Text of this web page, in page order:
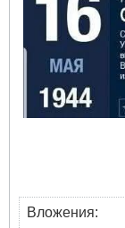
Вложения: